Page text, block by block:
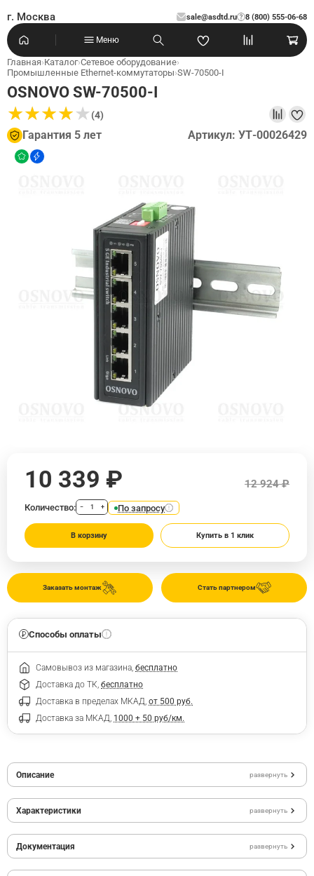
г. Москва sale@asdtd.ru 8 (800) 555-06-68
?
Меню
Главная›Каталог›Сетевое оборудование›
Промышленные Ethernet-коммутаторы›SW-70500-I
OSNOVO SW-70500-I
★★★★★
★★★★★(4)
Гарантия 5 лет Артикул: УТ-00026429
Стать партнером
Заказать монтаж
10 339 ₽ 12 924 ₽
Количество: − + По запросу
В корзину Купить в 1 клик
Способы оплаты
Самовывоз из магазина, бесплатно
Доставка до ТК, бесплатно
Доставка в пределах МКАД, от 500 руб.
Доставка за МКАД, 1000 + 50 руб/км.
Описание развернуть
Характеристики развернуть
Документация развернуть